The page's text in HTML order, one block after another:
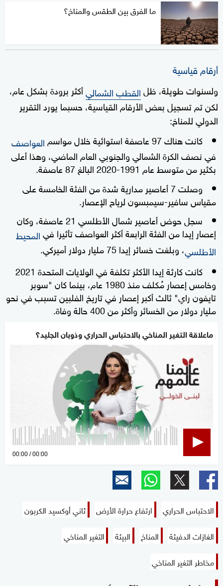
ما الفرق بين الطقس والمناخ؟
أرقام قياسية
ولسنوات طويلة، ظلالقطب الشماليأكثر برودة بشكل عام،
لكن تم تسجيل بعض الأرقام القياسية، حسبما يورد التقرير
الدولي للمناخ:
كانت هناك 97 عاصفة استوائية خلال مواسم
العواصف
في نصف الكرة الشمالي والجنوبي العام الماضي، وهذا أعلى
بكثير من متوسط عام 1991-2020 البالغ 87 عاصفة.
وصلت 7 أعاصير مدارية شدة من الفئة الخامسة على
مقياس سافير-سيمبسون لرياح الإعصار.
سجل حوض أعاصير شمال الأطلسي 21 عاصفة، وكان
إعصار إيدا من الفئة الرابعة أكثر العواصف تأثيرا فيالمحيط
الأطلسي، وبلغت خسائر إيدا 75 مليار دولار أميركي.
كانت كارثة إيدا الأكثر تكلفة في الولايات المتحدة 2021
وخامس إعصار مُكلف منذ 1980 عام، بينما كان "سوبر
تايفون راي" ثالث أكبر إعصار في تاريخ الفلبين تسبب في نحو
مليار دولار من الخسائر وأكثر من 400 حالة وفاة.
ماعلاقة التغير المناخي بالاحتباس الحراري وذوبان الجليد؟
0
00:00 00:00
الاحتباس الحراري ارتفاع حرارة الأرض
ثاني أوكسيد الكربون
الغازات الدفيئة
المناخ البيئة
التغير المناخي
مخاطر التغير المناخي